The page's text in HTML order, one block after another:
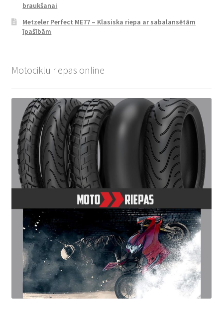
braukšanai
Metzeler Perfect ME77 – Klasiska riepa ar sabalansētām
īpašībām
Motociklu riepas online